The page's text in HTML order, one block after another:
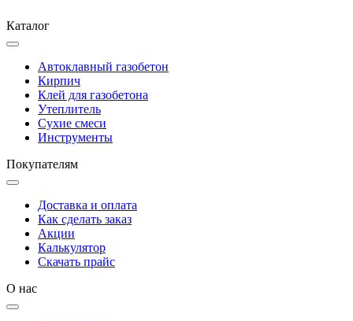
Каталог
Автоклавный газобетон
Кирпич
Клей для газобетона
Утеплитель
Сухие смеси
Инструменты
Покупателям
Доставка и оплата
Как сделать заказ
Акции
Калькулятор
Скачать прайс
О нас